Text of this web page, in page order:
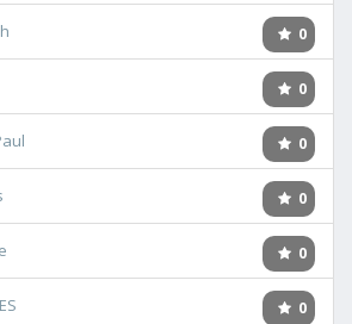
0
0
0
0
0
0